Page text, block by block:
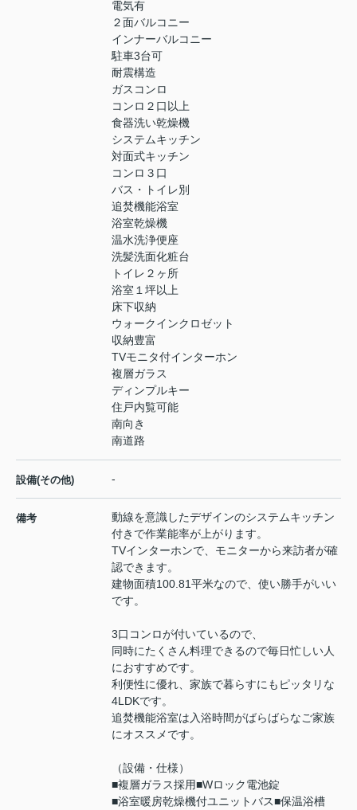
電気有
２面バルコニー
インナーバルコニー
駐車3台可
耐震構造
ガスコンロ
コンロ２口以上
食器洗い乾燥機
システムキッチン
対面式キッチン
コンロ３口
バス・トイレ別
追焚機能浴室
浴室乾燥機
温水洗浄便座
洗髪洗面化粧台
トイレ２ヶ所
浴室１坪以上
床下収納
ウォークインクロゼット
収納豊富
TVモニタ付インターホン
複層ガラス
ディンプルキー
住戸内覧可能
南向き
南道路
設備(その他) -
備考
動線を意識したデザインのシステムキッチン
付きで作業能率が上がります。
TVインターホンで、モニターから来訪者が確
認できます。
建物面積100.81平米なので、使い勝手がいい
です。
3口コンロが付いているので、
同時にたくさん料理できるので毎日忙しい人
におすすめです。
利便性に優れ、家族で暮らすにもピッタリな
4LDKです。
追焚機能浴室は入浴時間がばらばらなご家族
にオススメです。
（設備・仕様）
■複層ガラス採用■Wロック電池錠
■浴室暖房乾燥機付ユニットバス■保温浴槽